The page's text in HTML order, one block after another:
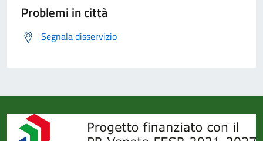
Problemi in città
Segnala disservizio